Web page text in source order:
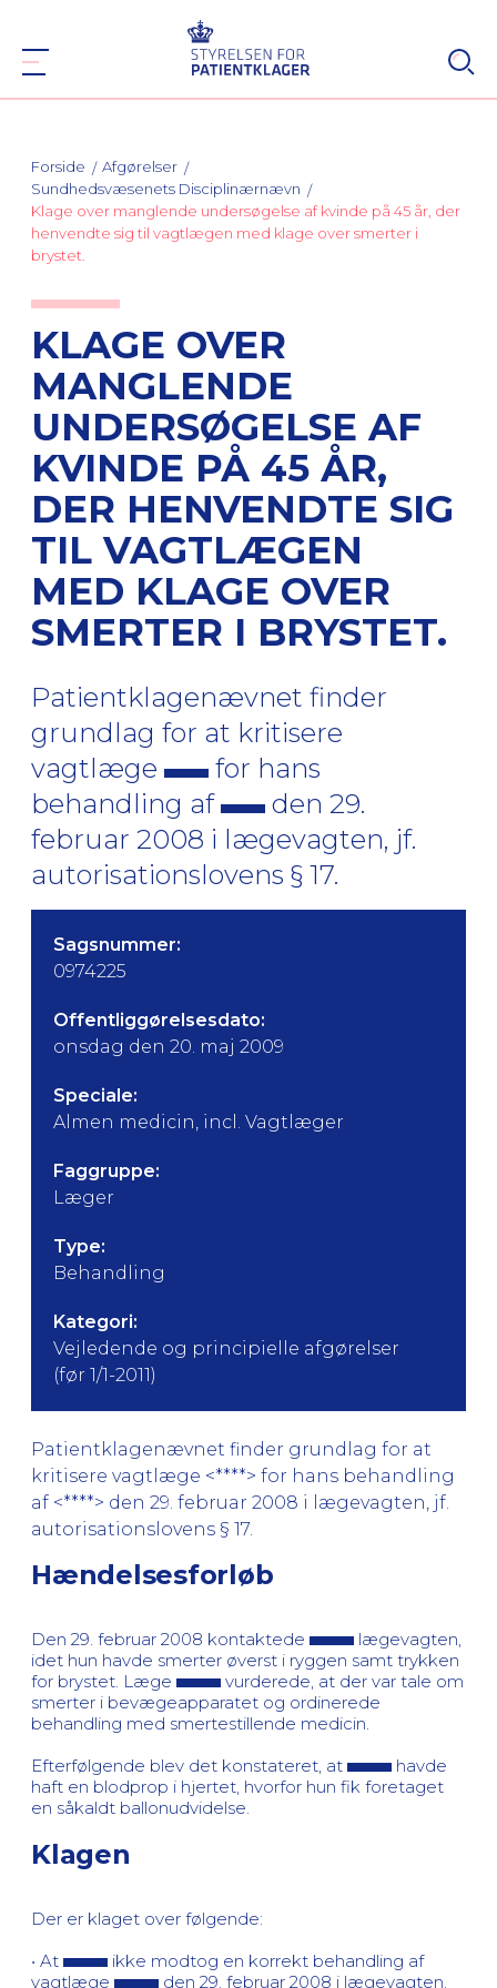
Forside
Afgørelser
Sundhedsvæsenets Disciplinærnævn
Klage over manglende undersøgelse af kvinde på 45 år, der
henvendte sig til vagtlægen med klage over smerter i
brystet.
KLAGE OVER
MANGLENDE
UNDERSØGELSE AF
KVINDE PÅ 45 ÅR,
DER HENVENDTE SIG
TIL VAGTLÆGEN
MED KLAGE OVER
SMERTER I BRYSTET.
Patientklagenævnet finder
grundlag for at kritisere
vagtlæge
for hans
behandling af
den 29.
februar 2008 i lægevagten, jf.
autorisationslovens § 17.
Sagsnummer:
0974225
Offentliggørelsesdato:
onsdag den 20. maj 2009
Speciale:
Almen medicin, incl. Vagtlæger
Faggruppe:
Læger
Type:
Behandling
Kategori:
Vejledende og principielle afgørelser
(før 1/1-2011)
Patientklagenævnet finder grundlag for at
kritisere vagtlæge <****> for hans behandling
af <****> den 29. februar 2008 i lægevagten, jf.
autorisationslovens § 17.
Hændelsesforløb
Den 29. februar 2008 kontaktede
lægevagten,
idet hun havde smerter øverst i ryggen samt trykken
for brystet. Læge
vurderede, at der var tale om
smerter i bevægeapparatet og ordinerede
behandling med smertestillende medicin.
Efterfølgende blev det konstateret, at
havde
haft en blodprop i hjertet, hvorfor hun fik foretaget
en såkaldt ballonudvidelse.
Klagen
Der er klaget over følgende:
• At
ikke modtog en korrekt behandling af
vagtlæge
den 29. februar 2008 i lægevagten.